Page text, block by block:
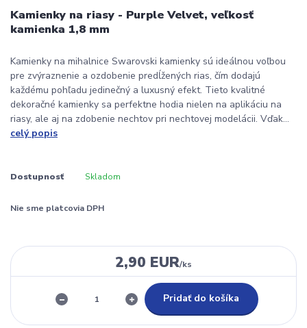
Kamienky na riasy - Purple Velvet, veľkosť
kamienka 1,8 mm
Kamienky na mihalnice Swarovski kamienky sú ideálnou voľbou
pre zvýraznenie a ozdobenie predĺžených rias, čím dodajú
každému pohľadu jedinečný a luxusný efekt. Tieto kvalitné
dekoračné kamienky sa perfektne hodia nielen na aplikáciu na
riasy, ale aj na zdobenie nechtov pri nechtovej modelácii. Vďak...
celý popis
Dostupnosť Skladom
Nie sme platcovia DPH
2,90 EUR/ks
Pridať do košíka